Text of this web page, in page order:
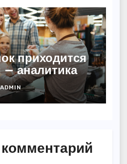
приходится
аналитика
ADMIN